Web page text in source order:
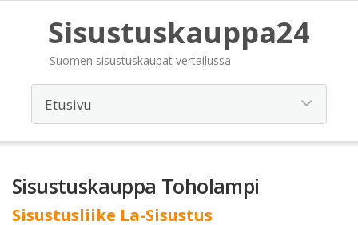
Sisustuskauppa24
Suomen sisustuskaupat vertailussa
Sisustuskauppa Toholampi
Sisustusliike La-Sisustus